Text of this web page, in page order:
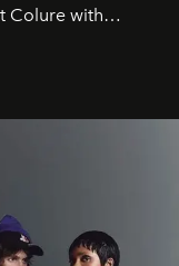
Colure with